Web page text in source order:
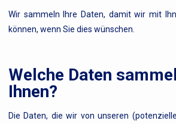
Wir sammeln Ihre Daten, damit wir mit
können, wenn Sie dies wünschen.
Welche Daten
Ihnen?
Die Daten, die wir von unseren